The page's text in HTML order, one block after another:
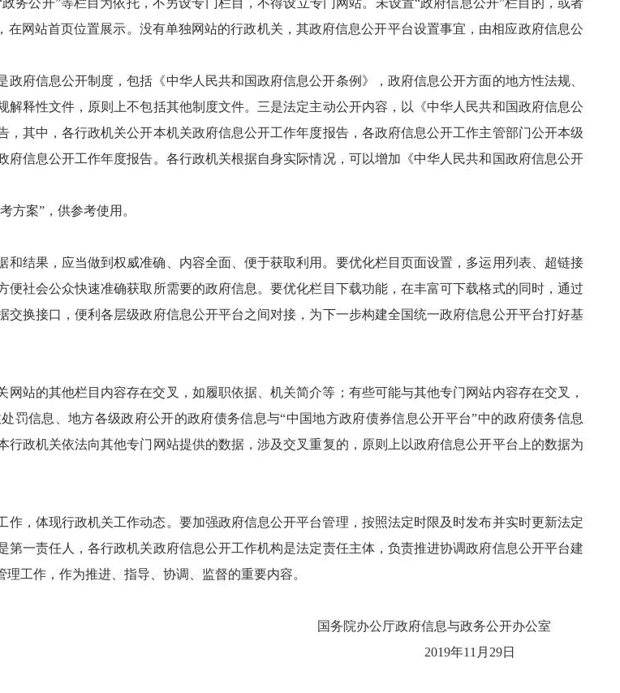
务公开”等栏目为依托，不另设专门栏目，不得设立专门网站。未设置“政府信息公开”栏目的，或者
网站首页位置展示。没有单独网站的行政机关，其政府信息公开平台设置事宜，由相应政府信息公
府信息公开制度，包括《中华人民共和国政府信息公开条例》，政府信息公开方面的地方性法规、
释性文件，原则上不包括其他制度文件。三是法定主动公开内容，以《中华人民共和国政府信息公
其中，各行政机关公开本机关政府信息公开工作年度报告，各政府信息公开工作主管部门公开本级
信息公开工作年度报告。各行政机关根据自身实际情况，可以增加《中华人民共和国政府信息公开
方案”，供参考使用。
结果，应当做到权威准确、内容全面、便于获取利用。要优化栏目页面设置，多运用列表、超链接
社会公众快速准确获取所需要的政府信息。要优化栏目下载功能，在丰富可下载格式的同时，通过
换接口，便利各层级政府信息公开平台之间对接，为下一步构建全国统一政府信息公开平台打好基
站的其他栏目内容存在交叉，如履职依据、机关简介等；有些可能与其他专门网站内容存在交叉，
罚信息、地方各级政府公开的政府债务信息与“中国地方政府债券信息公开平台”中的政府债务信息
政机关依法向其他专门网站提供的数据，涉及交叉重复的，原则上以政府信息公开平台上的数据为
，体现行政机关工作动态。要加强政府信息公开平台管理，按照法定时限及时发布并实时更新法定
一责任人，各行政机关政府信息公开工作机构是法定责任主体，负责推进协调政府信息公开平台建
工作，作为推进、指导、协调、监督的重要内容。
国务院办公厅政府信息与政务公开办公室
2019年11月29日